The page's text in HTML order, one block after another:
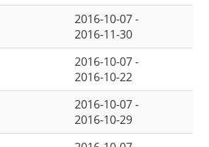
2016-10-07 -
2016-11-30
2016-10-07 -
2016-10-22
2016-10-07 -
2016-10-29